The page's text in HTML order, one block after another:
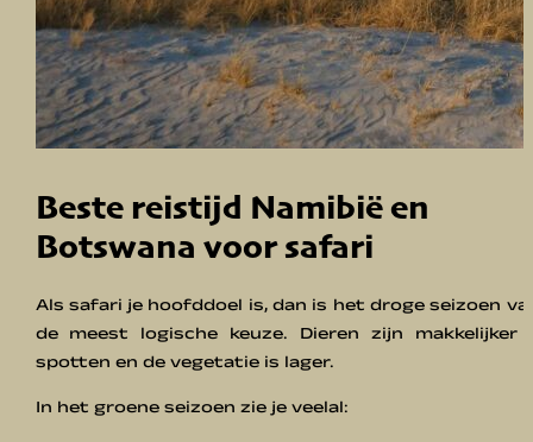
Beste reistijd Namibië en
Botswana voor safari
Als safari je hoofddoel is, dan is het droge seizoen
de meest logische keuze. Dieren zijn makkelijker
spotten en de vegetatie is lager.
In het groene seizoen zie je veelal: